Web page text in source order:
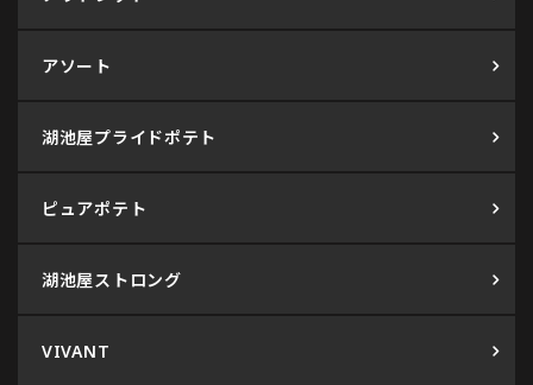
アソート
湖池屋プライドポテト
ピュアポテト
湖池屋ストロング
VIVANT